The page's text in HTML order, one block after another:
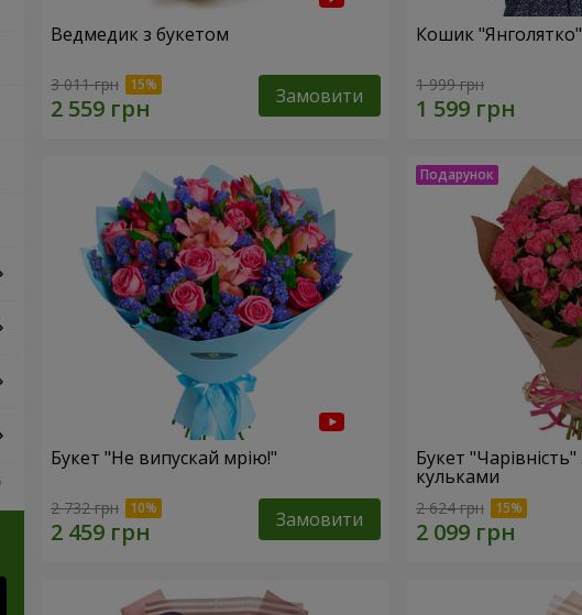
Ведмедик з букетом
3 011 грн Замовити
Кошик "Янголятко"
1 999 грн
Букет "Не випускай мрію!"
2 732 грн Замовити
Букет
кульками
2 624 грн